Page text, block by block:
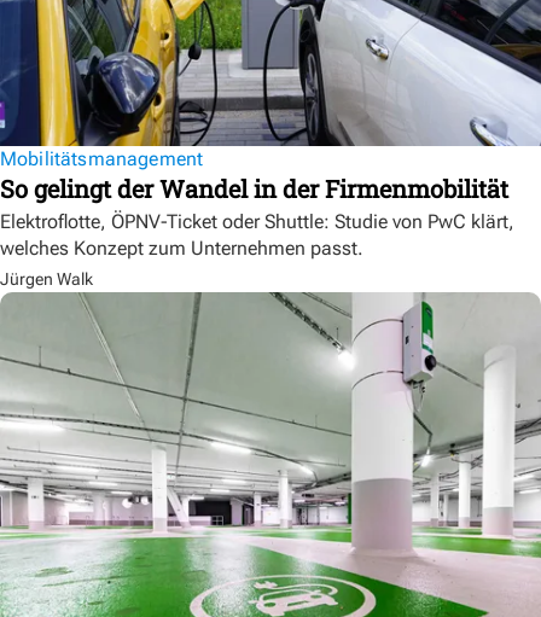
Mobilitätsmanagement
So gelingt der Wandel in der Firmenmobilität
Elektroflotte, ÖPNV-Ticket oder Shuttle: Studie von PwC klärt,
welches Konzept zum Unternehmen passt.
Jürgen Walk